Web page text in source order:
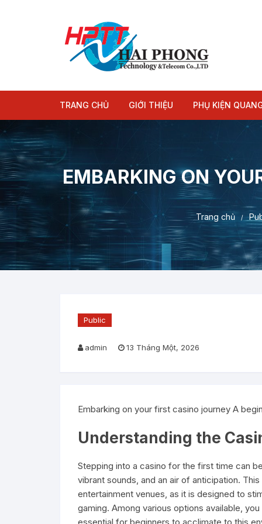
TRANG CHỦ GIỚI THIỆU PHỤ KIỆN
Dây nhảy quang
EMBARKING ON
Trang chủ
Public
admin 13 Tháng Một, 2026
Embarking on your first casino journey A
Understanding the
Stepping into a casino for the first time can
vibrant sounds, and an air of anticipation.
entertainment venues, as it is designed to
gaming. Among various options available,